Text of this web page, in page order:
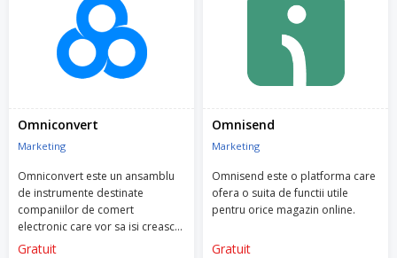
Omniconvert
Marketing
Omniconvert este un ansamblu
de instrumente destinate
companiilor de comert
electronic care vor sa isi creasca
afacerile printr-o abordare
Gratuit
Omnisend
Marketing
Omnisend este o platforma care
ofera o suita de functii utile
pentru orice magazin online.
Gratuit